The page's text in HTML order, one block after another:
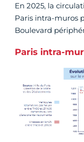
En 2025, la
Paris intra-muros
Boulevard
Paris intra-